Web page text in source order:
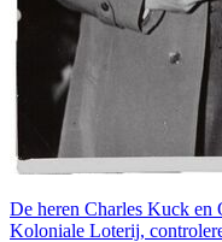
De heren Charles Kuck en
Koloniale Loterij,